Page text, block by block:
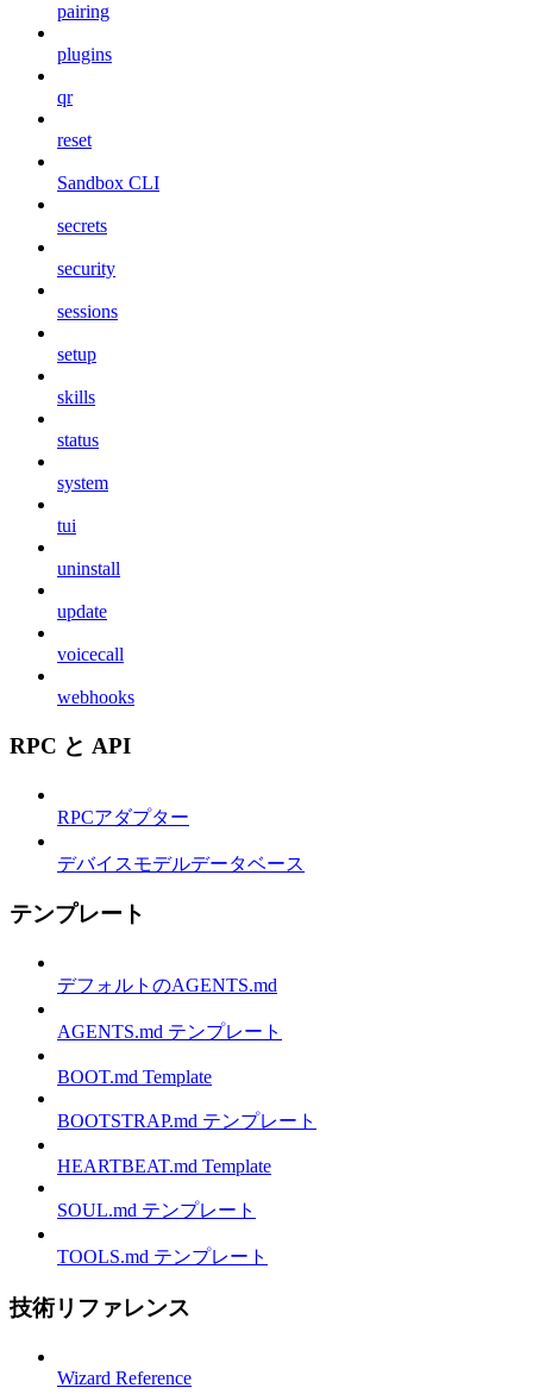
pairing
plugins
qr
reset
Sandbox CLI
secrets
security
sessions
setup
skills
status
system
tui
uninstall
update
voicecall
webhooks
RPC と API
RPCアダプター
デバイスモデルデータベース
テンプレート
デフォルトのAGENTS.md
AGENTS.md テンプレート
BOOT.md Template
BOOTSTRAP.md テンプレート
HEARTBEAT.md Template
SOUL.md テンプレート
TOOLS.md テンプレート
技術リファレンス
Wizard Reference